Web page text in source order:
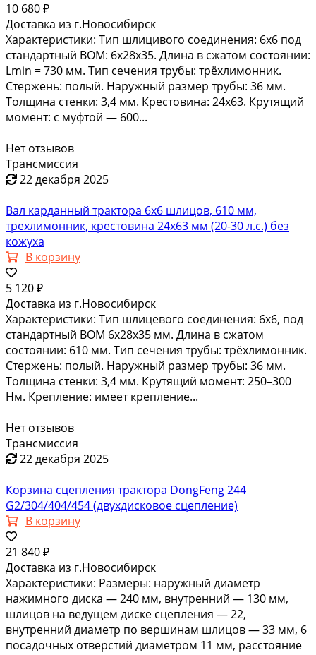
10 680 ₽
Доставка из г.Новосибирск
Характеристики: Тип шлицивого соединения: 6х6 под
стандартный ВОМ: 6х28х35. Длина в сжатом состоянии:
Lmin = 730 мм. Тип сечения трубы: трёхлимонник.
Стержень: полый. Наружный размер трубы: 36 мм.
Толщина стенки: 3,4 мм. Крестовина: 24х63. Крутящий
момент: с муфтой — 600...
Нет отзывов
Трансмиссия
22 декабря 2025
Вал карданный трактора 6х6 шлицов, 610 мм,
трехлимонник, крестовина 24х63 мм (20-30 л.с.) без
кожуха
В корзину
5 120 ₽
Доставка из г.Новосибирск
Характеристики: Тип шлицевого соединения: 6х6, под
стандартный ВОМ 6х28х35 мм. Длина в сжатом
состоянии: 610 мм. Тип сечения трубы: трёхлимонник.
Стержень: полый. Наружный размер трубы: 36 мм.
Толщина стенки: 3,4 мм. Крутящий момент: 250–300
Нм. Крепление: имеет крепление...
Нет отзывов
Трансмиссия
22 декабря 2025
Корзина сцепления трактора DongFeng 244
G2/304/404/454 (двухдисковое сцепление)
В корзину
21 840 ₽
Доставка из г.Новосибирск
Характеристики: Размеры: наружный диаметр
нажимного диска — 240 мм, внутренний — 130 мм,
шлицов на ведущем диске сцепления — 22,
внутренний диаметр по вершинам шлицов — 33 мм, 6
посадочных отверстий диаметром 11 мм, расстояние